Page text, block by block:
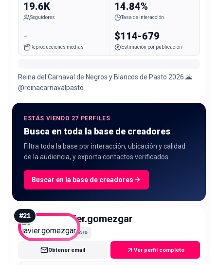
19.6K
Seguidores
14.84%
Tasa de interacción
-
Reproducciones medias
$114-679
Estimación por publicación
Reina del Carnaval de Negros y Blancos de Pasto 2026 🌋
@reinacarnavalpasto
ESTÁS VIENDO 27 PERFILES
Busca en toda la base de creadores
Filtra toda la base por interacción, ubicación y calidad
de la audiencia, y exporta contactos verificados.
Buscar en la base de creadores
#21 javier.gomezgar
Micro
Obtener email Ver perfil completo